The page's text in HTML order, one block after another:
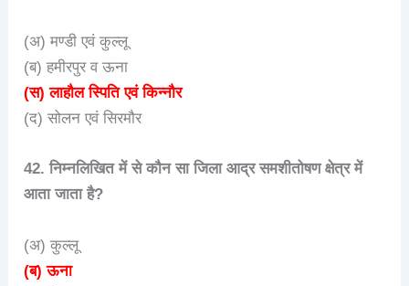
(अ) मण्डी एवं कुल्लू
(ब) हमीरपुर व ऊना
(स) लाहौल स्पिति एवं किन्नौर
(द) सोलन एवं सिरमौर
42. निम्नलिखित में से कौन सा जिला आद्र समशीतोषण क्षेत्र में
आता जाता है?
(अ) कुल्लू
(ब) ऊना